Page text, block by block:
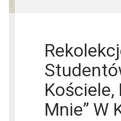
Kościele,
Mnie” W